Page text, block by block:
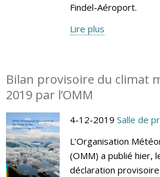
Findel-Aéroport.
Lire plus
Bilan provisoire du climat
2019 par l’OMM
4-12-2019 Salle de
L’Organisation
(OMM) a publié hier,
déclaration